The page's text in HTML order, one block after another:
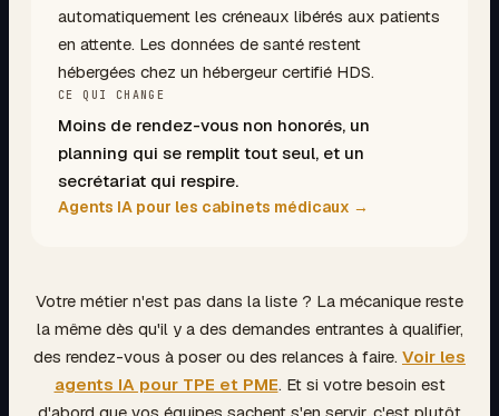
automatiquement les créneaux libérés aux patients
en attente. Les données de santé restent
hébergées chez un hébergeur certifié HDS.
CE QUI CHANGE
Moins de rendez-vous non honorés, un
planning qui se remplit tout seul, et un
secrétariat qui respire.
Agents IA pour les cabinets médicaux →
Votre métier n'est pas dans la liste ? La mécanique reste
la même dès qu'il y a des demandes entrantes à qualifier,
des rendez-vous à poser ou des relances à faire. Voir les
agents IA pour TPE et PME. Et si votre besoin est